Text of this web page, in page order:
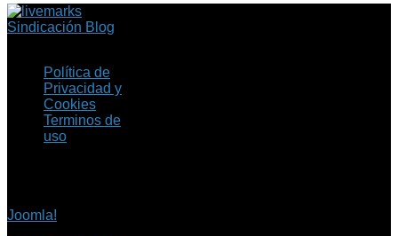
Sindicación Blog
Política de
Privacidad y
Cookies
Terminos de
uso
Joomla!